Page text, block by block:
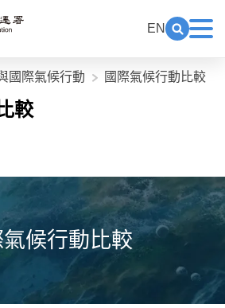
EN
國際氣候行動 國際氣候行動比較
較
氣候行動比較